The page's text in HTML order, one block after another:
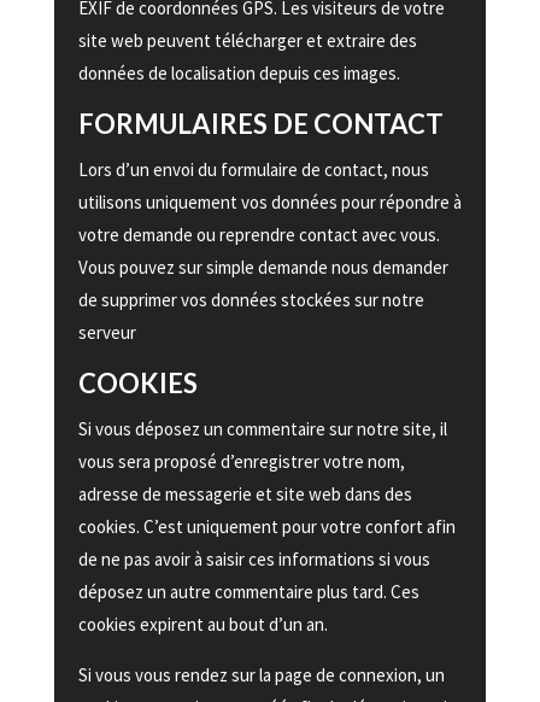
EXIF de coordonnées GPS. Les visiteurs de votre
site web peuvent télécharger et extraire des
données de localisation depuis ces images.
FORMULAIRES DE CONTACT
Lors d’un envoi du formulaire de contact, nous
utilisons uniquement vos données pour répondre à
votre demande ou reprendre contact avec vous.
Vous pouvez sur simple demande nous demander
de supprimer vos données stockées sur notre
serveur
COOKIES
Si vous déposez un commentaire sur notre site, il
vous sera proposé d’enregistrer votre nom,
adresse de messagerie et site web dans des
cookies. C’est uniquement pour votre confort afin
de ne pas avoir à saisir ces informations si vous
déposez un autre commentaire plus tard. Ces
cookies expirent au bout d’un an.
Si vous vous rendez sur la page de connexion, un